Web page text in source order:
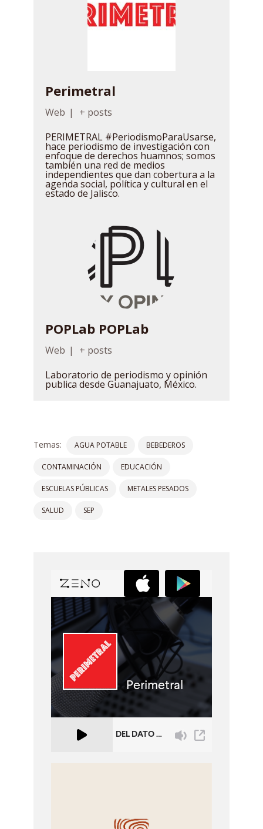
Perimetral
Web |
+ posts
PERIMETRAL #PeriodismoParaUsarse,
hace periodismo de investigación con
enfoque de derechos huamnos; somos
también una red de medios
independientes que dan cobertura a la
agenda social, política y cultural en el
estado de Jalisco.
POPLab POPLab
Web |
+ posts
Laboratorio de periodismo y opinión
publica desde Guanajuato, México.
Temas: AGUA POTABLE BEBEDEROS
CONTAMINACIÓN EDUCACIÓN
ESCUELAS PÚBLICAS METALES PESADOS
SALUD SEP